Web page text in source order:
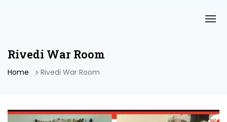
Rivedi War Room
Home Rivedi War Room